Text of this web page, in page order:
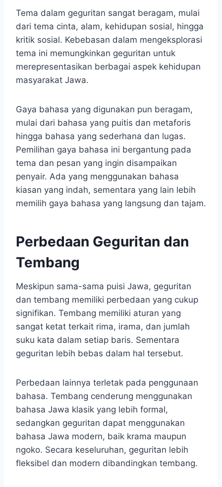
Tema dalam geguritan sangat beragam, mulai
dari tema cinta, alam, kehidupan sosial, hingga
kritik sosial. Kebebasan dalam mengeksplorasi
tema ini memungkinkan geguritan untuk
merepresentasikan berbagai aspek kehidupan
masyarakat Jawa.
Gaya bahasa yang digunakan pun beragam,
mulai dari bahasa yang puitis dan metaforis
hingga bahasa yang sederhana dan lugas.
Pemilihan gaya bahasa ini bergantung pada
tema dan pesan yang ingin disampaikan
penyair. Ada yang menggunakan bahasa
kiasan yang indah, sementara yang lain lebih
memilih gaya bahasa yang langsung dan tajam.
Perbedaan Geguritan dan
Tembang
Meskipun sama-sama puisi Jawa, geguritan
dan tembang memiliki perbedaan yang cukup
signifikan. Tembang memiliki aturan yang
sangat ketat terkait rima, irama, dan jumlah
suku kata dalam setiap baris. Sementara
geguritan lebih bebas dalam hal tersebut.
Perbedaan lainnya terletak pada penggunaan
bahasa. Tembang cenderung menggunakan
bahasa Jawa klasik yang lebih formal,
sedangkan geguritan dapat menggunakan
bahasa Jawa modern, baik krama maupun
ngoko. Secara keseluruhan, geguritan lebih
fleksibel dan modern dibandingkan tembang.